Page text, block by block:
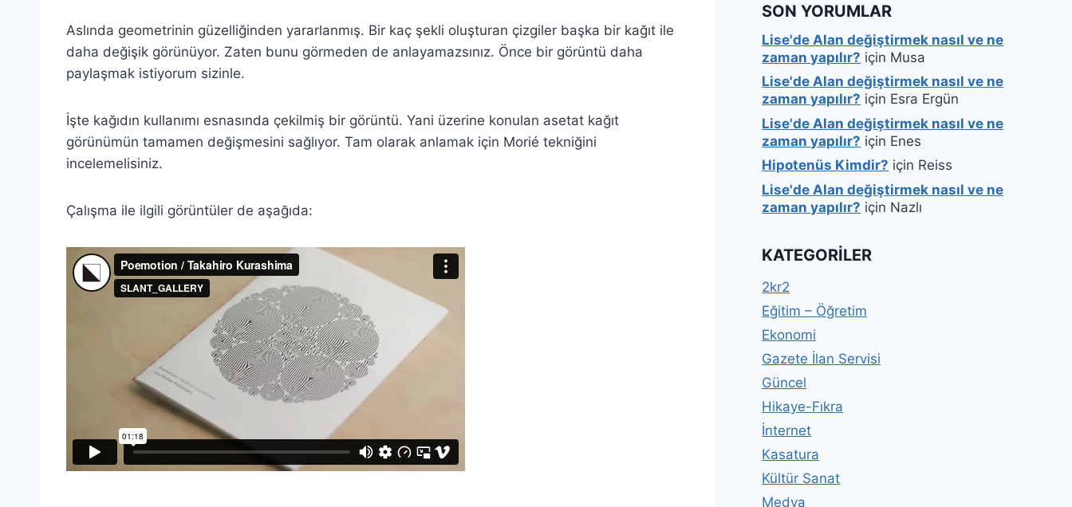
Aslında geometrinin güzelliğinden yararlanmış. Bir kaç şekli oluşturan çizgiler başka bir kağıt ile
daha değişik görünüyor. Zaten bunu görmeden de anlayamazsınız. Önce bir görüntü daha
paylaşmak istiyorum sizinle.
İşte kağıdın kullanımı esnasında çekilmiş bir görüntü. Yani üzerine konulan asetat kağıt
görünümün tamamen değişmesini sağlıyor. Tam olarak anlamak için Morié tekniğini
incelemelisiniz.
Çalışma ile ilgili görüntüler de aşağıda:
SON YORUMLAR
Lise'de Alan değiştirmek nasıl ve ne
zaman yapılır? için Musa
Lise'de Alan değiştirmek nasıl ve ne
zaman yapılır? için Esra Ergün
Lise'de Alan değiştirmek nasıl ve ne
zaman yapılır? için Enes
Hipotenüs Kimdir? için Reiss
Lise'de Alan değiştirmek nasıl ve ne
zaman yapılır? için Nazlı
KATEGORILER
2kr2
Eğitim – Öğretim
Ekonomi
Gazete İlan Servisi
Güncel
Hikaye-Fıkra
İnternet
Kasatura
Kültür Sanat
Medya